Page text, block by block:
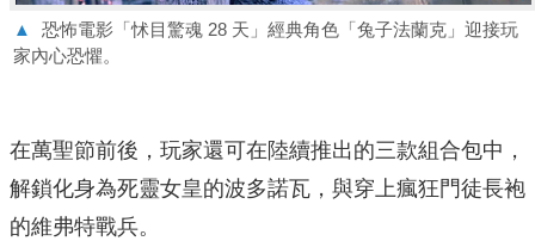
▲
恐怖電影「怵目驚魂 28 天」經典角色「兔子法蘭克」迎接玩
家內心恐懼。
在萬聖節前後，玩家還可在陸續推出的三款組合包中，
解鎖化身為死靈女皇的波多諾瓦，與穿上瘋狂門徒長袍
的維弗特戰兵。